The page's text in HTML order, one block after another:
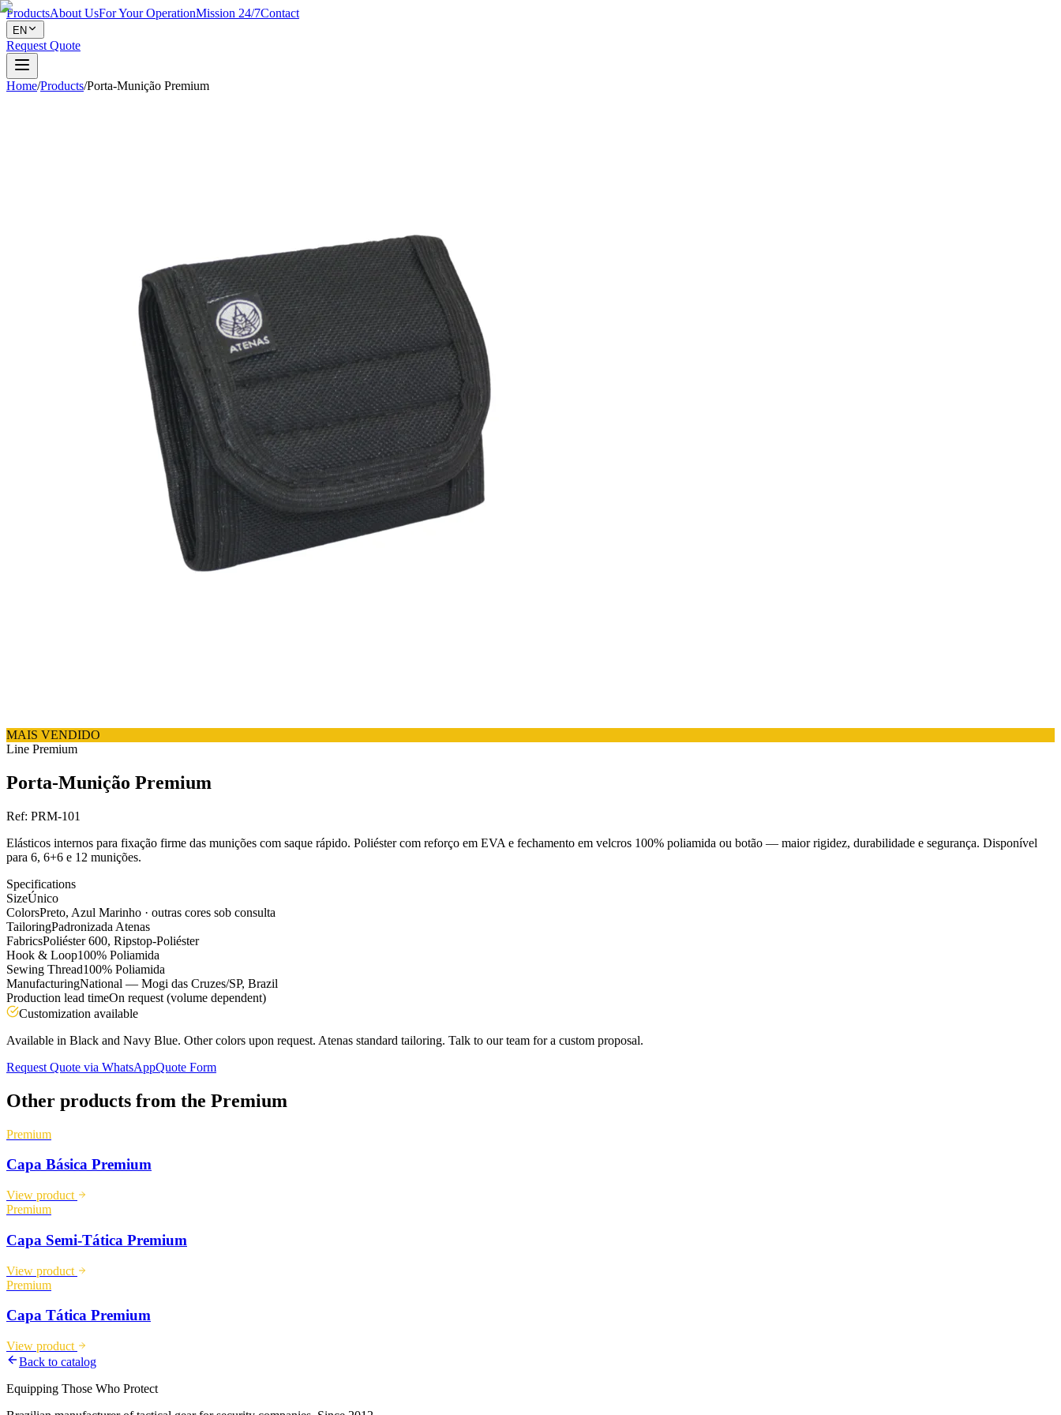
ProductsAbout UsFor Your OperationMission 24/7Contact
EN
Request Quote
Home/Products/Porta-Munição Premium
MAIS VENDIDO
Line Premium
Porta-Munição Premium
Ref: PRM-101
Elásticos internos para fixação firme das munições com saque rápido. Poliéster com reforço em EVA e fechamento em velcros 100% poliamida ou botão — maior rigidez, durabilidade e segurança. Disponível
para 6, 6+6 e 12 munições.
Specifications
SizeÚnico
ColorsPreto, Azul Marinho · outras cores sob consulta
TailoringPadronizada Atenas
FabricsPoliéster 600, Ripstop-Poliéster
Hook & Loop100% Poliamida
Sewing Thread100% Poliamida
ManufacturingNational — Mogi das Cruzes/SP, Brazil
Production lead timeOn request (volume dependent)
Customization available
Available in Black and Navy Blue. Other colors upon request. Atenas standard tailoring. Talk to our team for a custom proposal.
Request Quote via WhatsAppQuote Form
Other products from the Premium
Premium
Capa Básica Premium
View product
Premium
Capa Semi-Tática Premium
View product
Premium
Capa Tática Premium
View product
Back to catalog
Equipping Those Who Protect